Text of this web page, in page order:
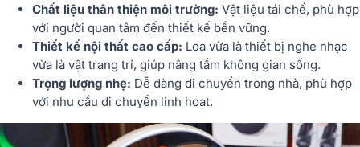
Chất liệu thân thiện môi trường: Vật liệu tái chế, phù hợp
với người quan tâm đến thiết kế bền vững.
Thiết kế nội thất cao cấp: Loa vừa là thiết bị nghe nhạc
vừa là vật trang trí, giúp nâng tầm không gian sống.
Trọng lượng nhẹ: Dễ dàng di chuyển trong nhà, phù hợp
với nhu cầu di chuyển linh hoạt.